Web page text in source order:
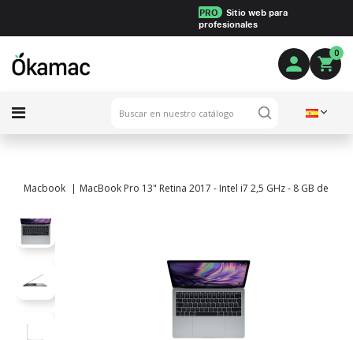
PRO
Sitio web para
profesionales
0
Macbook MacBook Pro 13" Retina 2017 - Intel i7 2,5 GHz - 8 GB de RAM